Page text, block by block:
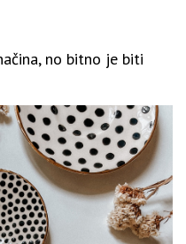
no bitno je biti